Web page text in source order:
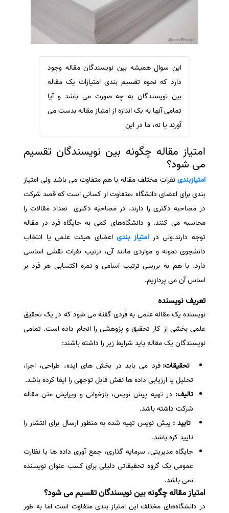
ترجمه عربی به فارسی
مشاهده همه زبان ها
سفارش ویرایش
سفارش پارافریز
سفارش فرمت‌بندی
سفارش کاهش کمیت
سفارش معرفی مجله
سفارش معرفی مقاله
سفارش معرفی کتاب
سفارش چکیده مبسوط
سفارش ترجمه مولتی‌مدیا
سفارش گویندگی
سفارش تولید محتوا
سفارش ترجمه همزمان
سفارش چکیده گرافیکی
سفارش تهیه کاورلتر
سفارش انگیزه‌نامه‌SOP
این سوال همیشه بین نویسندگان مقاله وجود
دارد که نحوه تقسیم بندی امتیازات یک مقاله
بین نویسندگان به چه صورت می باشد و آیا
تمامی آنها به یک اندازه از امتیاز مقاله بدست می
آورند یا نه، ما در این
امتیاز مقاله چگونه بین نویسندگان تقسیم
می شود؟
امتیازبندینفرات مختلف مقاله با هم متفاوت می باشد ولی امتیاز
بندی برای اعضای دانشگاه ،متفاوت از کسانی است که قصد شرکت
در مصاحبه دکتری را دارند. در مصاحبه دکتری تعداد مقالات را
محاسبه می کنند. و دانشگاه‌های کمی به جایگاه فرد در مقاله
توجه دارند.ولی در امتیاز بندیاعضای هیئت علمی یا انتخاب
دانشجوی نمونه و مواردی مانند آن، ترتیب نفرات نقشی اساسی
دارد. با هم به بررسی ترتیب اسامی و نمره اکتسابی هر فرد بر
اساس آن می پردازیم.
تعریف نویسنده
نویسنده یک مقاله علمی به فردی گفته می شود که در یک تحقیق
علمی بخشی از کار تحقیق و پژوهشی را انجام داده است. تمامی
نویسندگان یک مقاله باید شرایط زیر را داشته باشند:
تحقیقات: فرد می باید در بخش های ایده، طراحی، اجرا،
تحلیل یا ارزیابی داده ها نقش قابل توجهی را ایفا کرده باشد.
تالیف:‌ در تهیه پیش نویس، بازخوانی و ویرایش متن مقاله
شرکت داشته باشد.
تایید :‌ پیش نویس تهیه شده به منظور ارسال برای انتشار را
تایید کره باشد.
جایگاه مدیریتی، سرمایه گذاری، جمع آوری داده ها یا نظارت
عمومی یک گروه تحقیقاتی دلیلی برای کسب عنوان نویسنده
نمی باشد.
امتیاز مقاله چگونه بین نویسندگان تقسیم می شود؟
در دانشگاه‌های مختلف این امتیاز بندی متفاوت است اما به طور